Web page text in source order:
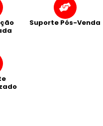
Suporte Pós-Venda